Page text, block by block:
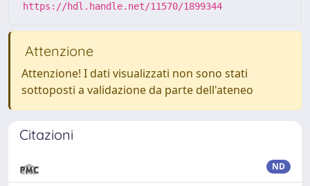
https://hdl.handle.net/11570/1899344
Attenzione
Attenzione! I dati visualizzati non sono stati
sottoposti a validazione da parte dell'ateneo
Citazioni
ND